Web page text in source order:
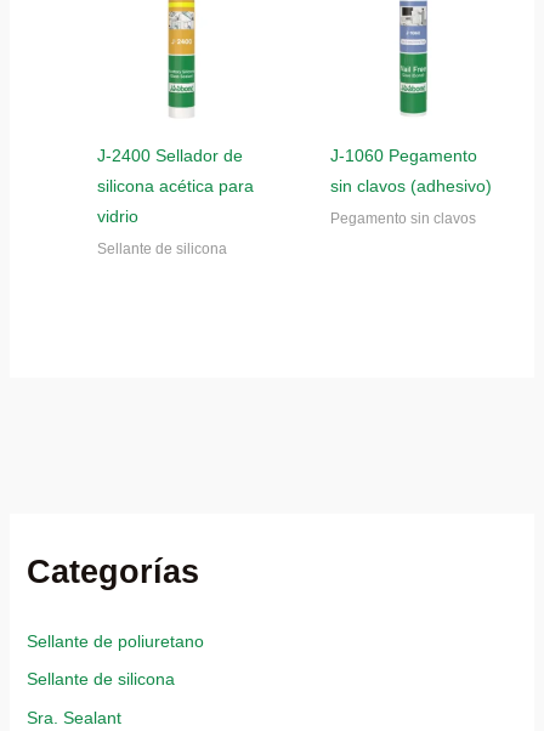
Categorías
Sellante de poliuretano
Sellante de silicona
Sra. Sealant
J-2400 Sellador de
silicona acética para
vidrio
Sellante de silicona
J-1060 Pegamento
sin clavos (adhesivo)
Pegamento sin clavos